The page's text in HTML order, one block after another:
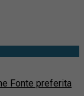
Fonte preferita